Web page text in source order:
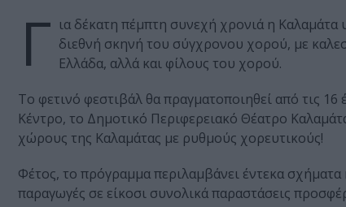
Γ ια δέκατη πέμπτη συνεχή χρονιά η Καλαμάτα
διεθνή σκηνή του σύγχρονου χορού, με
Ελλάδα, αλλά και φίλους του χορού.
Το φετινό φεστιβάλ θα πραγματοποιηθεί από τις
Κέντρο, το Δημοτικό Περιφερειακό Θέατρο
χώρους της Καλαμάτας με ρυθμούς χορευτικούς!
Φέτος, το πρόγραμμα περιλαμβάνει έντεκα
παραγωγές σε είκοσι συνολικά παραστάσεις